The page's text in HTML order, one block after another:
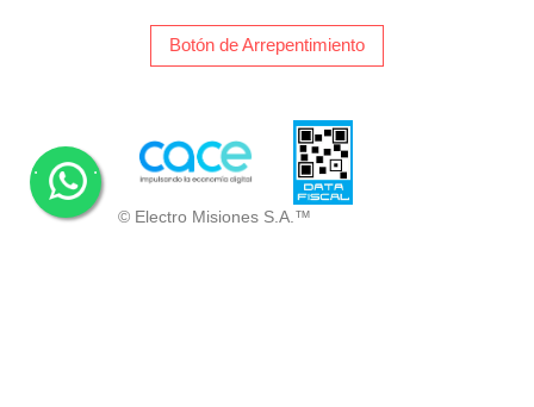
Botón de Arrepentimiento
© Electro Misiones S.A.™
. .